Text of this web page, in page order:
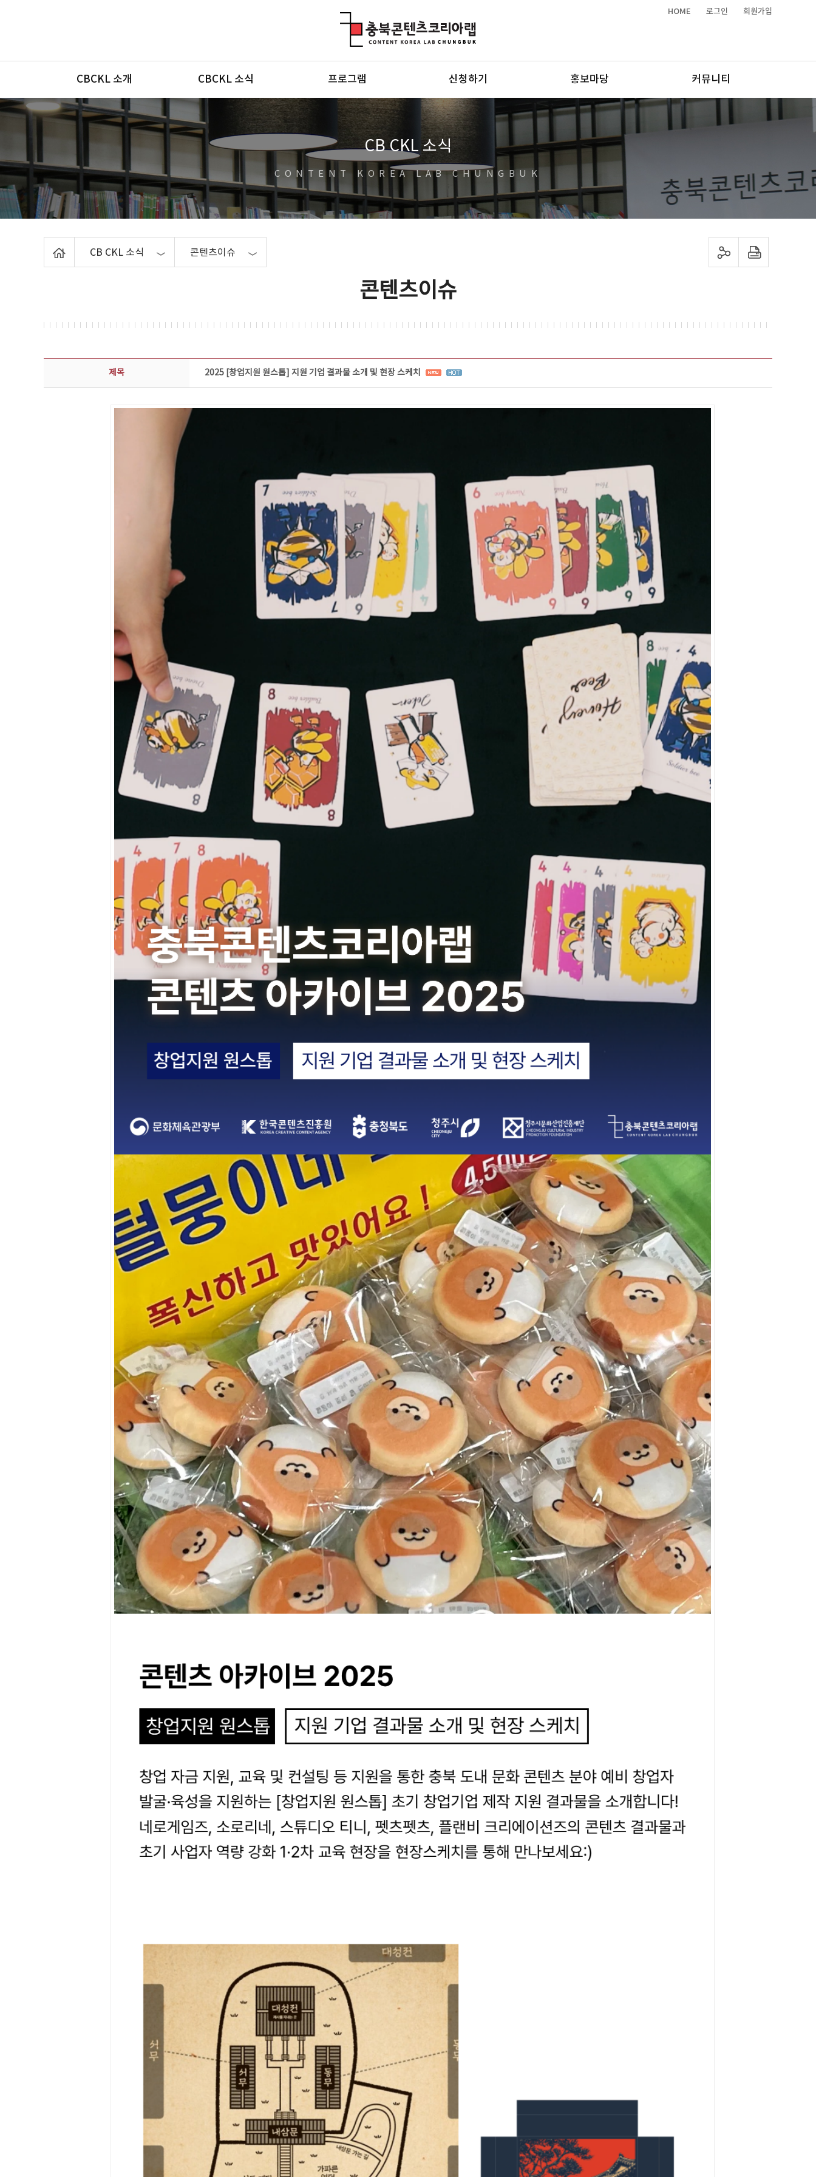
HOME 로그인 회원가입
메뉴
CBCKL 소개 CBCKL 소식 프로그램 신청하기 홍보마당 커뮤니티
CB CKL 소식
CONTENT KOREA LAB CHUNGBUK
CB CKL 소식 콘텐츠이슈 sns 공유하기 프린트하기
콘텐츠이슈
콘텐츠이슈 상세보기 - 제목, 담당부서, 담당자, 담당연락처, 내용, 첨부파일 정보 제공
제목 2025 [창업지원 원스톱] 지원 기업 결과물 소개 및 현장 스케치